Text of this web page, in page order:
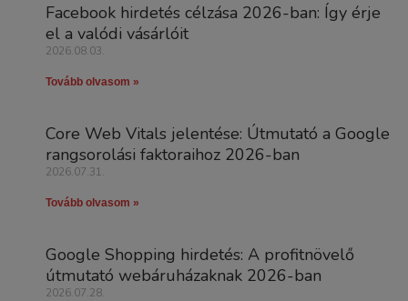
Facebook hirdetés célzása 2026-ban: Így érje
el a valódi vásárlóit
2026.08.03.
Tovább olvasom »
Core Web Vitals jelentése: Útmutató a Google
rangsorolási faktoraihoz 2026-ban
2026.07.31.
Tovább olvasom »
Google Shopping hirdetés: A profitnövelő
útmutató webáruházaknak 2026-ban
2026.07.28.